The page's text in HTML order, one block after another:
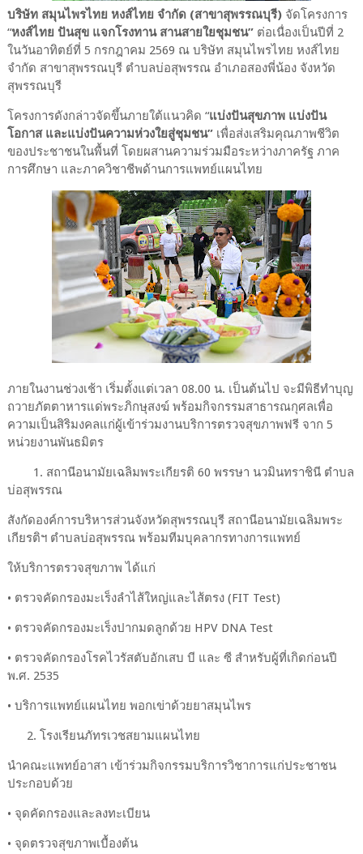
บริษัท สมุนไพรไทย หงส์ไทย จำกัด (สาขาสุพรรณบุรี)จัดโครงการ
“หงส์ไทย ปันสุข แจกโรงทาน สานสายใยชุมชน” ต่อเนื่องเป็นปีที่ 2
ในวันอาทิตย์ที่ 5 กรกฎาคม 2569 ณ บริษัท สมุนไพรไทย หงส์ไทย
จำกัด สาขาสุพรรณบุรี ตำบลบ่อสุพรรณ อำเภอสองพี่น้อง จังหวัด
สุพรรณบุรี
โครงการดังกล่าวจัดขึ้นภายใต้แนวคิด “แบ่งปันสุขภาพ แบ่งปัน
โอกาส และแบ่งปันความห่วงใยสู่ชุมชน”เพื่อส่งเสริมคุณภาพชีวิต
ของประชาชนในพื้นที่ โดยผสานความร่วมมือระหว่างภาครัฐ ภาค
การศึกษา และภาควิชาชีพด้านการแพทย์แผนไทย
ภายในงานช่วงเช้า เริ่มตั้งแต่เวลา 08.00 น. เป็นต้นไป จะมีพิธีทำบุญ
ถวายภัตตาหารแด่พระภิกษุสงฆ์ พร้อมกิจกรรมสาธารณกุศลเพื่อ
ความเป็นสิริมงคลแก่ผู้เข้าร่วมงานบริการตรวจสุขภาพฟรี จาก 5
หน่วยงานพันธมิตร
1. สถานีอนามัยเฉลิมพระเกียรติ 60 พรรษา นวมินทราชินี ตำบล
บ่อสุพรรณ
สังกัดองค์การบริหารส่วนจังหวัดสุพรรณบุรี สถานีอนามัยเฉลิมพระ
เกียรติฯ ตำบลบ่อสุพรรณ พร้อมทีมบุคลากรทางการแพทย์
ให้บริการตรวจสุขภาพ ได้แก่
• ตรวจคัดกรองมะเร็งลำไส้ใหญ่และไส้ตรง (FIT Test)
• ตรวจคัดกรองมะเร็งปากมดลูกด้วย HPV DNA Test
• ตรวจคัดกรองโรคไวรัสตับอักเสบ บี และ ซี สำหรับผู้ที่เกิดก่อนปี
พ.ศ. 2535
• บริการแพทย์แผนไทย พอกเข่าด้วยยาสมุนไพร
2. โรงเรียนภัทรเวชสยามแผนไทย
นำคณะแพทย์อาสา เข้าร่วมกิจกรรมบริการวิชาการแก่ประชาชน
ประกอบด้วย
• จุดคัดกรองและลงทะเบียน
• จุดตรวจสุขภาพเบื้องต้น